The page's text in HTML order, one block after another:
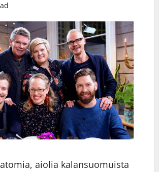
aiolia kalansuomuista